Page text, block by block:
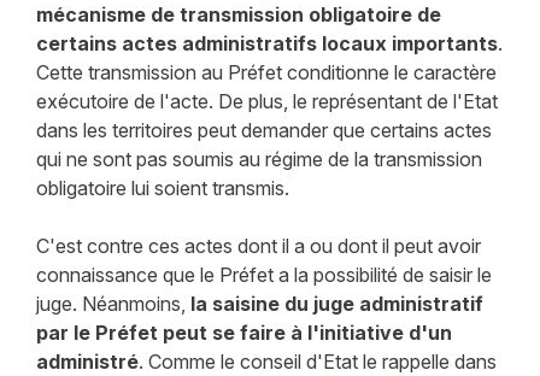
mécanisme de transmission obligatoire de
certains actes administratifs locaux importants.
Cette transmission au Préfet conditionne le caractère
exécutoire de l'acte. De plus, le représentant de l'Etat
dans les territoires peut demander que certains actes
qui ne sont pas soumis au régime de la transmission
obligatoire lui soient transmis.
C'est contre ces actes dont il a ou dont il peut avoir
connaissance que le Préfet a la possibilité de saisir le
juge. Néanmoins, la saisine du juge administratif
par le Préfet peut se faire à l'initiative d'un
administré. Comme le conseil d'Etat le rappelle dans